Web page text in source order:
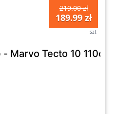
219.00 zł
189.99 zł
szt
Marvo Tecto 10 110cm